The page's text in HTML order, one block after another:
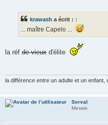
krawash a écrit : ↑
... maître Capelo ...
la réf de vieux d'élite
la différence entre un adulte et un enfant,
Serval
Messie